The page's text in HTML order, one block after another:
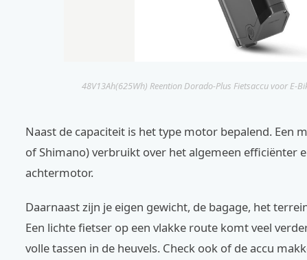
48V13Ah(625Wh) Reention Dorado-Plus Fietsaccu voor E-
Naast de capaciteit is het type motor bepalend. Een
of Shimano) verbruikt over het algemeen efficiënter
achtermotor.
Daarnaast zijn je eigen gewicht, de bagage, het
Een lichte fietser op een vlakke route komt veel
volle tassen in de heuvels. Check ook of de accu